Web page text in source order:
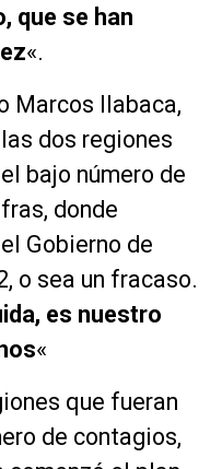
que se han
«.
Marcos Ilabaca,
dos regiones
bajo número de
donde
Gobierno de
o sea un fracaso.
es nuestro
«
que fueran
de contagios,